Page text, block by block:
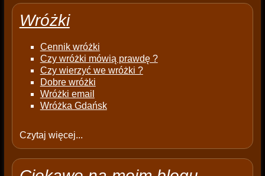
Wróżki
Cennik wróżki
Czy wróżki mówią prawdę ?
Czy wierzyć we wróżki ?
Dobre wróżki
Wróżki email
Wróżka Gdańsk
Czytaj więcej...